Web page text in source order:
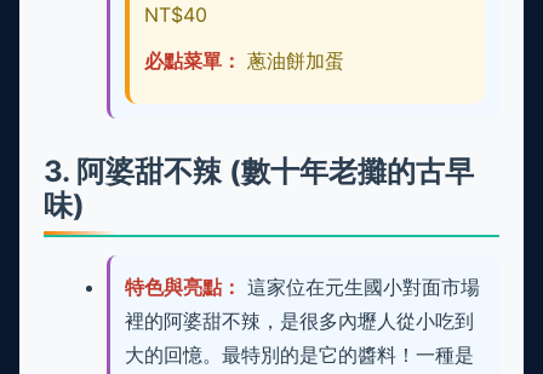
NT$40
必點菜單： 蔥油餅加蛋
3. 阿婆甜不辣 (數十年老攤的古早
味)
特色與亮點： 這家位在元生國小對面市場
裡的阿婆甜不辣，是很多內壢人從小吃到
大的回憶。最特別的是它的醬料！一種是